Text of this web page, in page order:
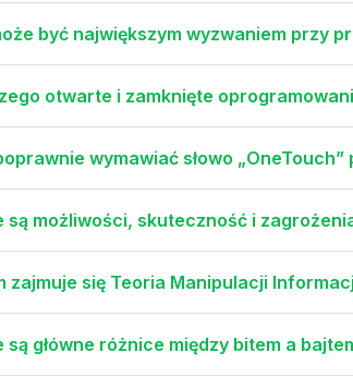
być największym wyzwaniem przy
otwarte i zamknięte
wymawiać słowo „OneTouch”
są możliwości, skuteczność i
zajmuje się Teoria Manipulacji
są główne różnice między bitem a